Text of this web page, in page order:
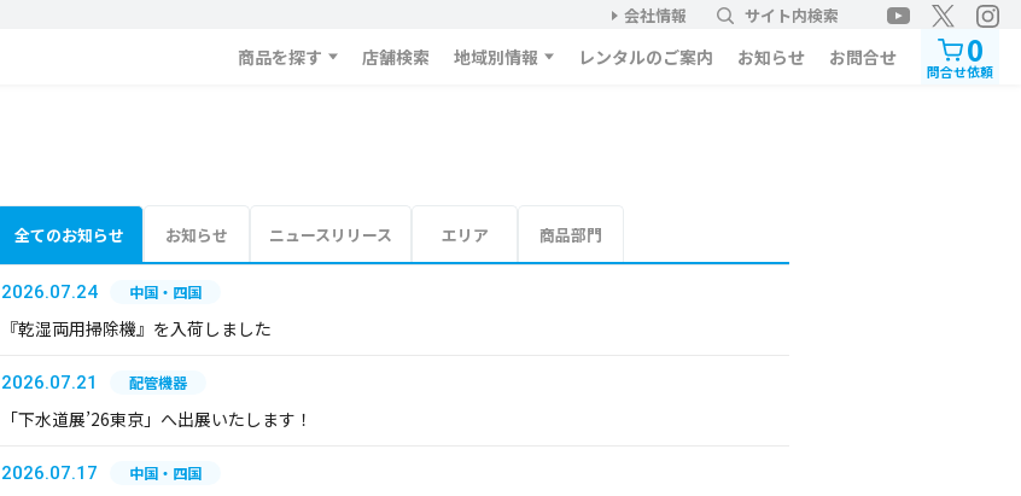
会社情報 サイト内検索
商品を探す 店舗検索 地域別情報 レンタルのご案内 お知らせ お問合せ 0
問合せ依頼
全てのお知らせ お知らせ ニュースリリース エリア 商品部門
2026.07.24 中国・四国
『乾湿両用掃除機』を入荷しました
2026.07.21 配管機器
「下水道展’26東京」へ出展いたします！
2026.07.17 中国・四国